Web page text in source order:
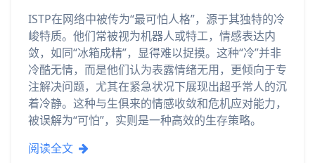
ISTP在网络中被传为“最可怕人格”，源于其独特的冷
峻特质。他们常被视为机器人或特工，情感表达内
敛，如同“冰箱成精”，显得难以捉摸。这种“冷”并非
冷酷无情，而是他们认为表露情绪无用，更倾向于专
注解决问题，尤其在紧急状况下展现出超乎常人的沉
着冷静。这种与生俱来的情感收敛和危机应对能力，
被误解为“可怕”，实则是一种高效的生存策略。
阅读全文